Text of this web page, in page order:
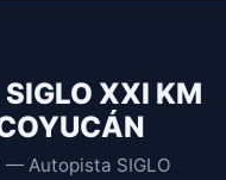
XXI KM
— Autopista SIGLO